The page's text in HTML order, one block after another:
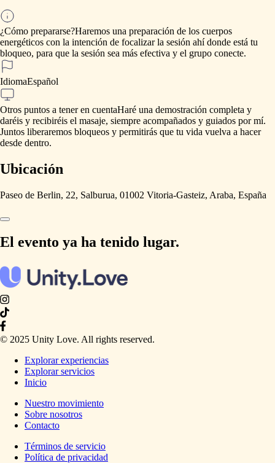
¿Cómo prepararse?Haremos una preparación de los cuerpos
energéticos con la intención de focalizar la sesión ahí donde está tu
bloqueo, para que la sesión sea más efectiva y el grupo conecte.
IdiomaEspañol
Otros puntos a tener en cuentaHaré una demostración completa y
daréis y recibiréis el masaje, siempre acompañados y guiados por mí.
Juntos liberaremos bloqueos y permitirás que tu vida vuelva a hacer
desde dentro.
Ubicación
Paseo de Berlin, 22, Salburua, 01002 Vitoria-Gasteiz, Araba, España
El evento ya ha tenido lugar.
© 2025 Unity Love. All rights reserved.
Explorar experiencias
Explorar servicios
Inicio
Nuestro movimiento
Sobre nosotros
Contacto
Términos de servicio
Política de privacidad